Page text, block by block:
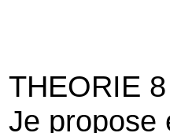
THEORIE 8
Je propose